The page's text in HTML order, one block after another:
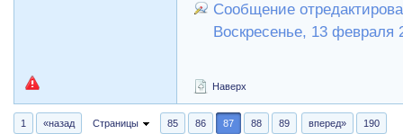
Сообщение
Воскресенье, 13 февраля
Наверх
1 «назад Страницы 85 86 87 88 89 вперед» 190